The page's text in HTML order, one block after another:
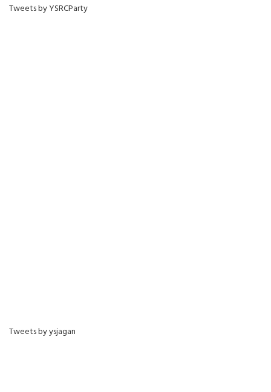
Tweets by YSRCParty
Tweets by ysjagan